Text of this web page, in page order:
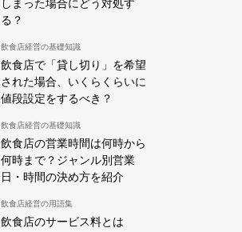
しまった場合にどう対処す
る？
飲食店経営の基礎知識
飲食店で「貸し切り」を希望
された場合、いくらくらいに
値段設定をするべき？
飲食店経営の基礎知識
飲食店の営業時間は何時から
何時まで？ジャンル別営業
日・時間の決め方を紹介
飲食店経営の用語集
飲食店のサービス料とは